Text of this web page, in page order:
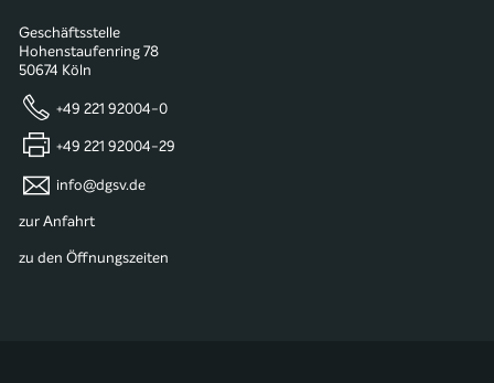
Geschäftsstelle
Hohenstaufenring 78
50674 Köln
+49 221 92004-0
+49 221 92004-29
info@dgsv.de
zur Anfahrt
zu den Öffnungszeiten